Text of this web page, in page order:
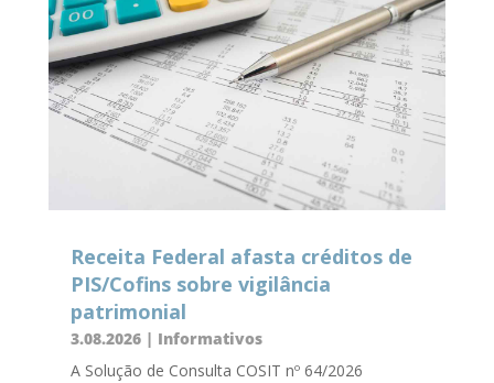
Receita Federal afasta créditos de
PIS/Cofins sobre vigilância
patrimonial
3.08.2026| Informativos
A Solução de Consulta COSIT nº 64/2026